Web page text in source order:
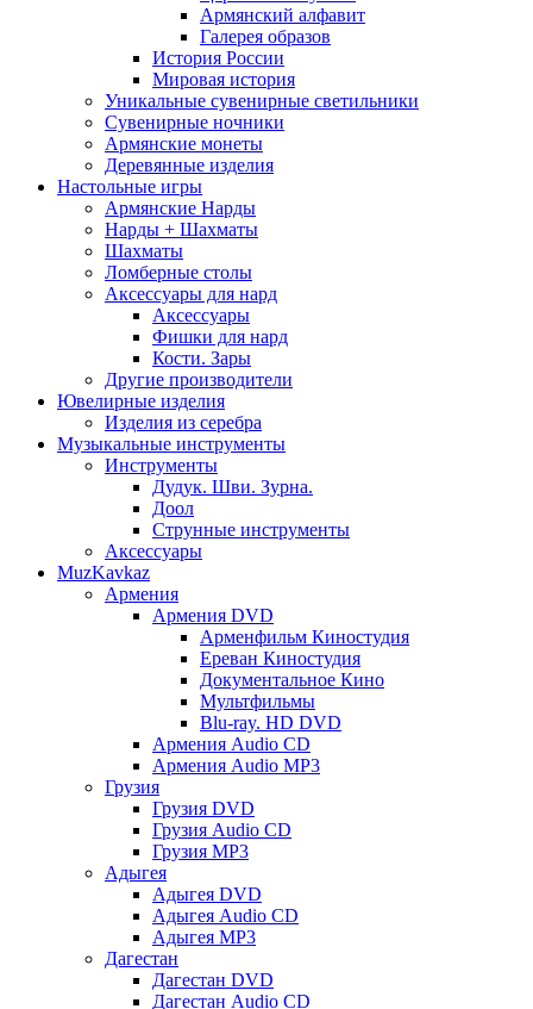
Армянский алфавит
Галерея образов
История России
Мировая история
Уникальные сувенирные светильники
Сувенирные ночники
Армянские монеты
Деревянные изделия
Настольные игры
Армянские Нарды
Нарды + Шахматы
Шахматы
Ломберные столы
Аксессуары для нард
Аксессуары
Фишки для нард
Кости. Зары
Другие производители
Ювелирные изделия
Изделия из серебра
Музыкальные инструменты
Инструменты
Дудук. Шви. Зурна.
Доол
Струнные инструменты
Аксессуары
MuzKavkaz
Армения
Армения DVD
Арменфильм Киностудия
Ереван Киностудия
Документальное Кино
Мультфильмы
Blu-ray. HD DVD
Армения Audio CD
Армения Audio MP3
Грузия
Грузия DVD
Грузия Audio CD
Грузия MP3
Адыгея
Адыгея DVD
Адыгея Audio CD
Адыгея MP3
Дагестан
Дагестан DVD
Дагестан Audio CD